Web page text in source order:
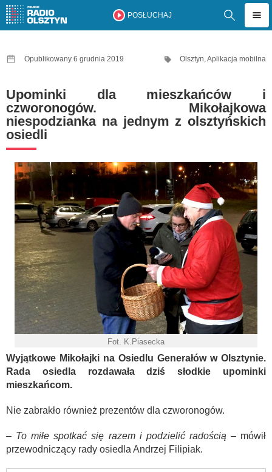
POSŁUCHAJ
Opublikowany 6 grudnia 2019 Olsztyn,Aplikacja mobilna
Upominki dla mieszkańców i
czworonogów. Mikołajkowa
niespodzianka na jednym z olsztyńskich
osiedli
Fot. K.Piasecka
Wyjątkowe Mikołajki na Osiedlu Generałów w Olsztynie.
Rada osiedla rozdawała dziś słodkie upominki
mieszkańcom.
Nie zabrakło również prezentów dla czworonogów.
– To miłe spotkać się razem i podzielić radością – mówił
przewodniczący rady osiedla Andrzej Filipiak.